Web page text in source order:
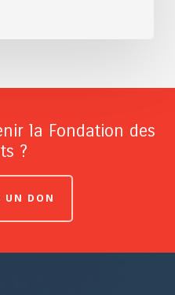
la Fondation des
?
UN DON